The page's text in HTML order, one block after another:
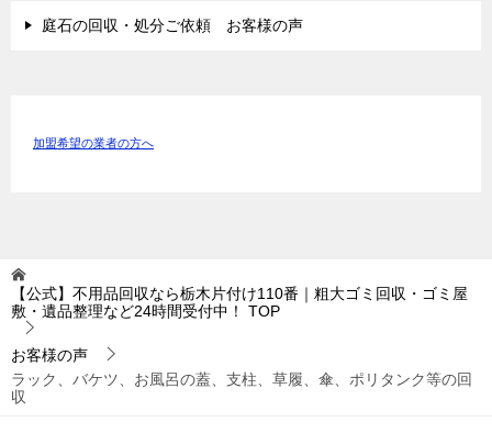
庭石の回収・処分ご依頼 お客様の声
加盟希望の業者の方へ
【公式】不用品回収なら栃木片付け110番｜粗大ゴミ回収・ゴミ屋
敷・遺品整理など24時間受付中！
TOP
お客様の声
ラック、バケツ、お風呂の蓋、支柱、草履、傘、ポリタンク等の回
収